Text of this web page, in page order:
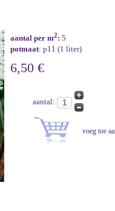
aantal per m2: 5
potmaat: p11 (1 liter)
6,50 €
aantal: